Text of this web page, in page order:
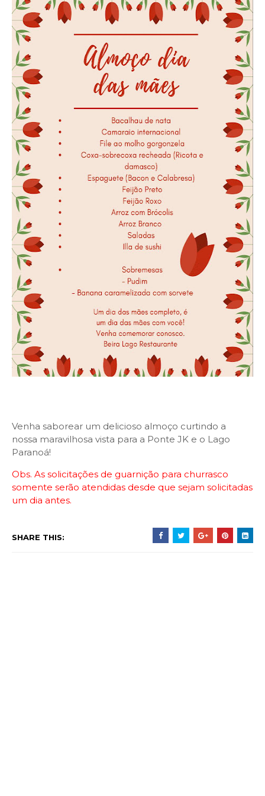
Venha saborear um delicioso almoço curtindo a
nossa maravilhosa vista para a Ponte JK e o Lago
Paranoá!
Obs. As solicitações de guarnição para churrasco
somente serão atendidas desde que sejam solicitadas
um dia antes.
SHARE THIS: